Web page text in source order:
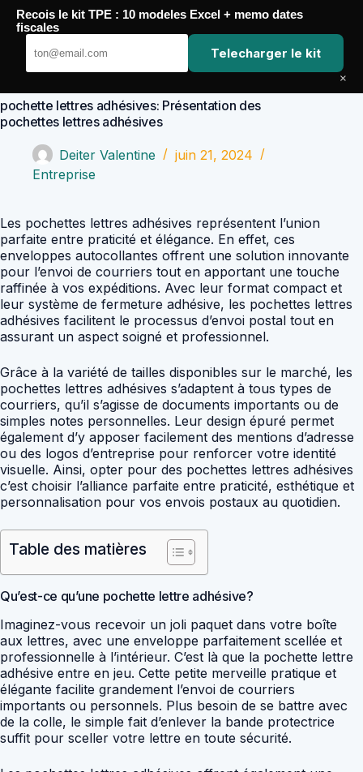
Passer
contenu
Comptabilité Job
pochette lettres adhésives: Présentation des
pochettes lettres adhésives
Deiter Valentine
juin 21, 2024
Entreprise
Les pochettes lettres adhésives représentent l’union
parfaite entre praticité et élégance. En effet, ces
enveloppes autocollantes offrent une solution innovante
pour l’envoi de courriers tout en apportant une touche
raffinée à vos expéditions. Avec leur format compact et
leur système de fermeture adhésive, les pochettes lettres
adhésives facilitent le processus d’envoi postal tout en
assurant un aspect soigné et professionnel.
Grâce à la variété de tailles disponibles sur le marché, les
pochettes lettres adhésives s’adaptent à tous types de
courriers, qu’il s’agisse de documents importants ou de
simples notes personnelles. Leur design épuré permet
également d’y apposer facilement des mentions d’adresse
ou des logos d’entreprise pour renforcer votre identité
visuelle. Ainsi, opter pour des pochettes lettres adhésives
c’est choisir l’alliance parfaite entre praticité, esthétique et
personnalisation pour vos envois postaux au quotidien.
Table des matières
Qu’est-ce qu’une pochette lettre adhésive?
Imaginez-vous recevoir un joli paquet dans votre boîte
aux lettres, avec une enveloppe parfaitement scellée et
professionnelle à l’intérieur. C’est là que la pochette lettre
adhésive entre en jeu. Cette petite merveille pratique et
élégante facilite grandement l’envoi de courriers
importants ou personnels. Plus besoin de se battre avec
de la colle, le simple fait d’enlever la bande protectrice
suffit pour sceller votre lettre en toute sécurité.
Recois le kit TPE : 10 modeles Excel + memo dates
fiscales
Telecharger le kit
×